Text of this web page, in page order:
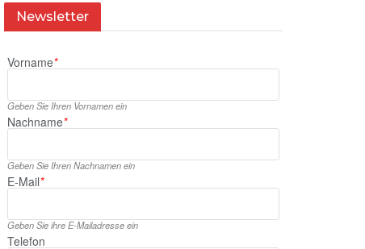
Newsletter
Vorname*
Geben Sie Ihren Vornamen ein
Nachname*
Geben Sie Ihren Nachnamen ein
E‑Mail*
Geben Sie ihre E‑Mailadresse ein
Telefon